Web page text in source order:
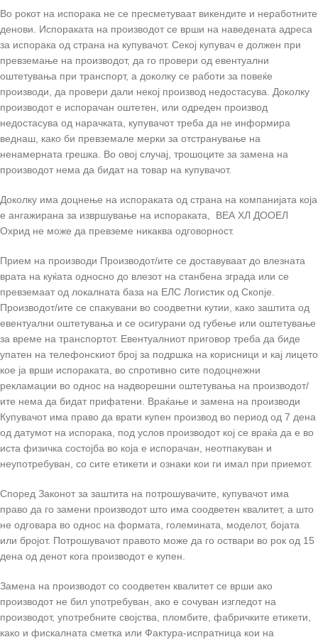
Во рокот на испорака не се пресметуваат викендите и неработните
денови. Испораката на производот се врши на наведената адреса
за испорака од страна на купувачот. Секој купувач е должен при
превземање на производот, да го провери од евентуални
оштетувања при транспорт, а доколку се работи за повеќе
производи, да провери дали некој производ недостасува. Доколку
производот е испорачан оштетен, или одреден производ
недостасува од нарачката, купувачот треба да не информира
веднаш, како би превземале мерки за отстранување на
ненамерната грешка. Во овој случај, трошоците за замена на
производот нема да бидат на товар на купувачот.
Доколку има доцнење на испораката од страна на компанијата која
е ангажирана за извршување на испораката, ВЕА ХЛ ДООЕЛ
Охрид не може да превземе никаква одговорност.
Прием на производи Производот/ите се доставуваат до влезната
врата на куќата односно до влезот на станбена зграда или се
превземаат од локалната база на ЕЛС Логистик од Скопје.
Производот/ите се спакувани во соодветни кутии, како заштита од
евентуални оштетувања и се осигурани од губење или оштетување
за време на транспортот. Евентуалниот приговор треба да биде
упатен на телефонскиот број за подршка на корисници и кај лицето
кое ја врши испораката, во спротивно сите подоцнежни
рекламации во однос на надворешни оштетувања на производот/
ите нема да бидат прифатени. Враќање и замена на производи
Купувачот има право да врати купен производ во период од 7 дена
од датумот на испорака, под услов производот кој се враќа да е во
иста физичка состојба во која е испорачан, неотпакуван и
неупотребуван, со сите етикети и ознаки кои ги имал при приемот.
Според Законот за заштита на потрошувачите, купувачот има
право да го замени производот што има соодветен квалитет, а што
не одговара во однос на формата, големината, моделот, бојата
или бројот. Потрошувачот правото може да го оствари во рок од 15
дена од денот кога производот е купен.
Замена на производот со соодветен квалитет се врши ако
производот не бил употребуван, ако е сочуван изгледот на
производот, употребните својства, пломбите, фабричките етикети,
како и фискалната сметка или Фактура-испратница кои на